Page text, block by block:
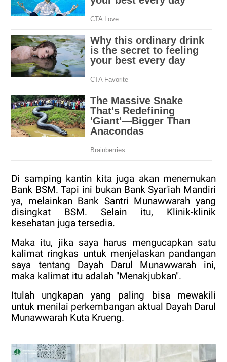
Di samping kantin kita juga akan menemukan
Bank BSM. Tapi ini bukan Bank Syar'iah Mandiri
ya, melainkan Bank Santri Munawwarah yang
disingkat BSM. Selain itu, Klinik-klinik
kesehatan juga tersedia.
Maka itu, jika saya harus mengucapkan satu
kalimat ringkas untuk menjelaskan pandangan
saya tentang Dayah Darul Munawwarah ini,
maka kalimat itu adalah "Menakjubkan".
Itulah ungkapan yang paling bisa mewakili
untuk menilai perkembangan aktual Dayah Darul
Munawwarah Kuta Krueng.